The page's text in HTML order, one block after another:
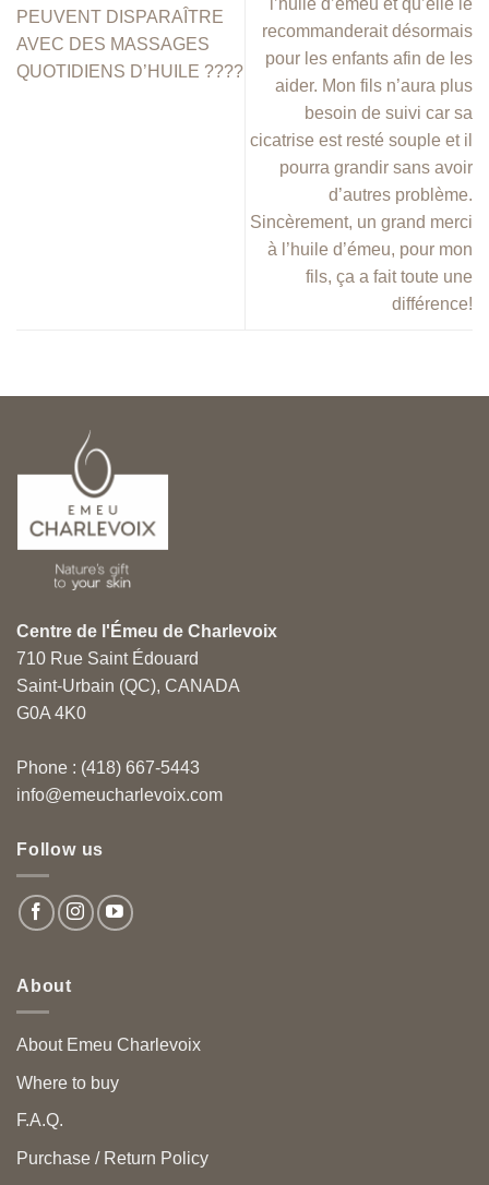
PEUVENT DISPARAÎTRE
AVEC DES MASSAGES
QUOTIDIENS D’HUILE ????
recommanderait désormais
pour les enfants afin de les
aider. Mon fils n’aura plus
besoin de suivi car sa
cicatrise est resté souple et il
pourra grandir sans avoir
d’autres problème.
Sincèrement, un grand merci
à l’huile d’émeu, pour mon
fils, ça a fait toute une
différence!
Centre de l'Émeu de Charlevoix
710 Rue Saint Édouard
Saint-Urbain (QC), CANADA
G0A 4K0
Phone : (418) 667-5443
info@emeucharlevoix.com
Follow us
About
About Emeu Charlevoix
Where to buy
F.A.Q.
Purchase / Return Policy